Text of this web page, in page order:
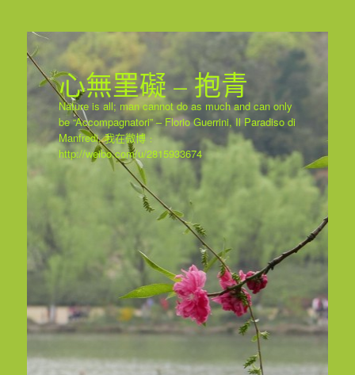
心無罣礙 – 抱青
Nature is all; man cannot do as much and can only
be “Accompagnatori” – Florio Guerrini, Il Paradiso di
Manfredi. 我在微博﹕
http://weibo.com/u/2815933674